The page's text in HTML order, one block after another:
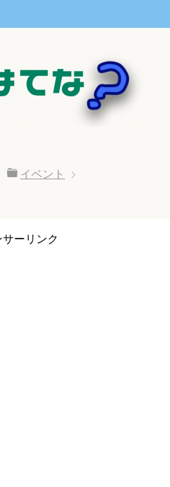
イベント
サーリンク